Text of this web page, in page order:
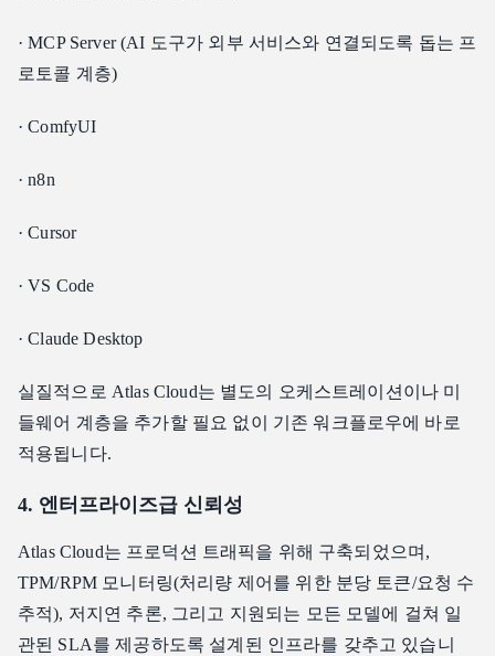
· MCP Server (AI 도구가 외부 서비스와 연결되도록 돕는 프
로토콜 계층)
· ComfyUI
· n8n
· Cursor
· VS Code
· Claude Desktop
실질적으로 Atlas Cloud는 별도의 오케스트레이션이나 미
들웨어 계층을 추가할 필요 없이 기존 워크플로우에 바로
적용됩니다.
4. 엔터프라이즈급 신뢰성
Atlas Cloud는 프로덕션 트래픽을 위해 구축되었으며,
TPM/RPM 모니터링(처리량 제어를 위한 분당 토큰/요청 수
추적), 저지연 추론, 그리고 지원되는 모든 모델에 걸쳐 일
관된 SLA를 제공하도록 설계된 인프라를 갖추고 있습니